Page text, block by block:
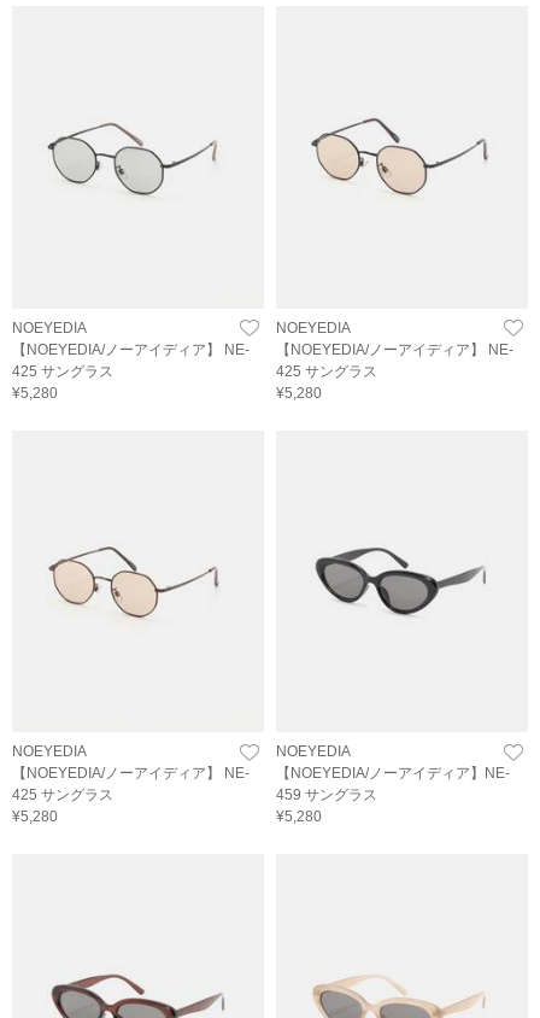
NOEYEDIA
【NOEYEDIA/ノーアイディア】 NE-
425 サングラス
¥5,280
NOEYEDIA
【NOEYEDIA/ノーアイディア】 NE-
425 サングラス
¥5,280
NOEYEDIA
【NOEYEDIA/ノーアイディア】 NE-
425 サングラス
¥5,280
NOEYEDIA
【NOEYEDIA/ノーアイディア】NE-
459 サングラス
¥5,280